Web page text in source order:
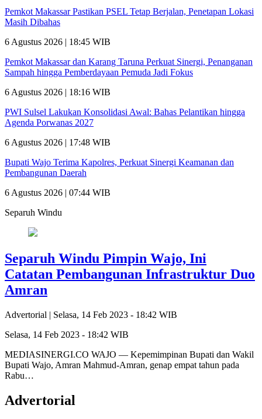
Pemkot Makassar Pastikan PSEL Tetap Berjalan, Penetapan Lokasi
Masih Dibahas
6 Agustus 2026 | 18:45 WIB
Pemkot Makassar dan Karang Taruna Perkuat Sinergi, Penanganan
Sampah hingga Pemberdayaan Pemuda Jadi Fokus
6 Agustus 2026 | 18:16 WIB
PWI Sulsel Lakukan Konsolidasi Awal: Bahas Pelantikan hingga
Agenda Porwanas 2027
6 Agustus 2026 | 17:48 WIB
Bupati Wajo Terima Kapolres, Perkuat Sinergi Keamanan dan
Pembangunan Daerah
6 Agustus 2026 | 07:44 WIB
Separuh Windu
Separuh Windu Pimpin Wajo, Ini
Catatan Pembangunan Infrastruktur Duo
Amran
Advertorial | Selasa, 14 Feb 2023 - 18:42 WIB
Selasa, 14 Feb 2023 - 18:42 WIB
MEDIASINERGI.CO WAJO — Kepemimpinan Bupati dan Wakil
Bupati Wajo, Amran Mahmud-Amran, genap empat tahun pada
Rabu…
Advertorial